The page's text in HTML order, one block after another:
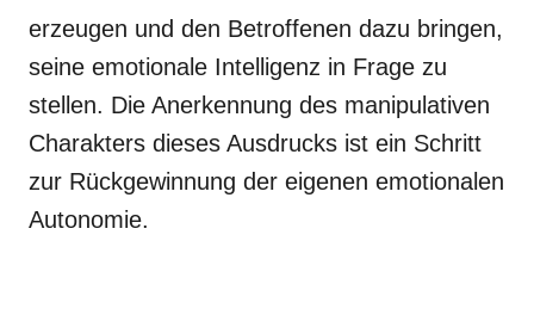
erzeugen und den Betroffenen dazu bringen,
seine emotionale Intelligenz in Frage zu
stellen. Die Anerkennung des manipulativen
Charakters dieses Ausdrucks ist ein Schritt
zur Rückgewinnung der eigenen emotionalen
Autonomie.